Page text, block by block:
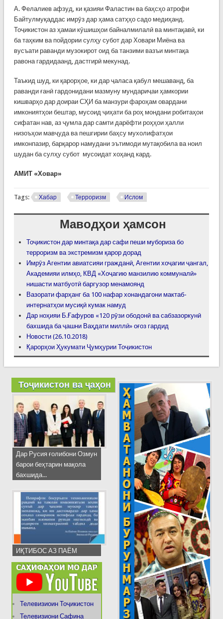
А. Фелалиев афзуд, ки қазияи Фаластин ва баҳсҳо атрофи
Байтулмуқаддас имрӯз дар ҳама сатҳҳо садо медиҳанд.
Тоҷикистон аз ҳамаи кӯшишҳои байналмилалӣ ва минтақавӣ, ки
ба таҳким ва пойдории сулҳу субот дар Ховари Миёна ва
вусъати раванди музокирот оид ба танзими вазъи минтақа
равона гардидаанд, дастгирӣ мекунад.
Таъкид шуд, ки қарорҳое, ки дар ҷаласа қабул мешаванд, ба
раванди ғанӣ гардонидани мазмуну мундариҷаи ҳамкории
кишварҳо дар доираи СҲИ ба манзури фароҳам овардани
имкониятҳои бештар, мусоид ҷиҳати ба роҳ мондани робитаҳои
сифатан нав, аз ҷумла дар самти дарёфти роҳҳои ҳалли
низоъҳои мавҷуда ва пешгирии баҳсу мухолифатҳои
имконпазир, барқарор намудани эътимоди мутақобила ва ноил
шудан ба сулҳу субот мусоидат хоҳанд кард.
АМИТ «Ховар»
Tags: Хабар Терроризм Ислом
Маводҳои ҳамсон
Тоҷикистон дар минтақа дар сафи пеши мубориза бо
терроризм ва экстремизм қарор дорад
Имрӯз Агентии авиатсияи гражданӣ, Агентии хоҷагии ҷангал,
Академияи илмҳо, КВД «Хоҷагию манзилию коммуналӣ»
нишасти матбуотӣ баргузор менамоянд
Вазорати фарҳанг ба 100 нафар хонандагони мактаб-
интернатҳои мусиқӣ кумак намуд
Дар ноҳияи Б.Ғафуров «120 рӯзи ободонӣ ва сабзазоркунӣ
бахшида ба ҷашни Ваҳдати миллӣ» оғоз гардид
Новости (26.10.2018)
Қарорҳои Ҳукумати Ҷумҳурии Тоҷикистон
Тоҷикистон ва ҷаҳон
Дар Русия ғолибони Озмун
барои беҳтарин мақола
бахшида...
ИҚТИБОС АЗ ПАЁМ
Телевизиоин Тоҷикистон
Телевизиони Сафина